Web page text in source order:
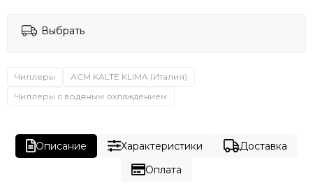
Выбрать
Чиллеры
ACM KALTE KLIMA (Италия)
Чиллеры с водяным охлаждением
Описание Характеристики
Доставка
Оплата